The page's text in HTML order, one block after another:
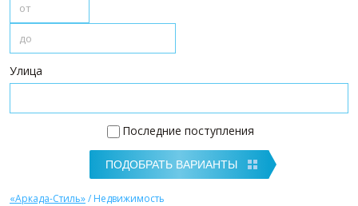
Улица
Последние поступления
«Аркада-Стиль»/ Недвижимость